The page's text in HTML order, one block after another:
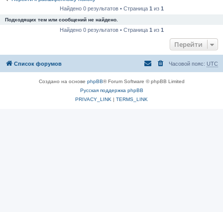
Найдено 0 результатов • Страница 1 из 1
Подходящих тем или сообщений не найдено.
Найдено 0 результатов • Страница 1 из 1
Перейти
Список форумов Часовой пояс: UTC
Создано на основе phpBB® Forum Software © phpBB Limited
Русская поддержка phpBB
PRIVACY_LINK | TERMS_LINK